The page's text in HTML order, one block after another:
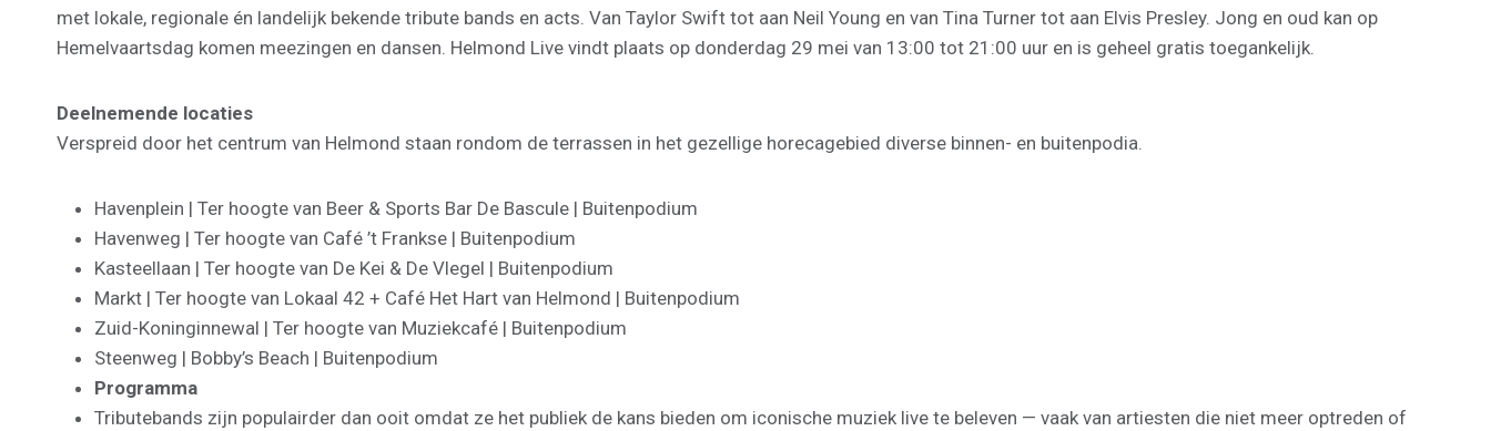
met lokale, regionale én landelijk bekende tribute bands en acts. Van Taylor Swift tot aan Neil Young en van Tina Turner tot aan Elvis Presley. Jong en oud kan op
Hemelvaartsdag komen meezingen en dansen. Helmond Live vindt plaats op donderdag 29 mei van 13:00 tot 21:00 uur en is geheel gratis toegankelijk.
Deelnemende locaties
Verspreid door het centrum van Helmond staan rondom de terrassen in het gezellige horecagebied diverse binnen- en buitenpodia.
Havenplein | Ter hoogte van Beer & Sports Bar De Bascule | Buitenpodium
Havenweg | Ter hoogte van Café ’t Frankse | Buitenpodium
Kasteellaan | Ter hoogte van De Kei & De Vlegel | Buitenpodium
Markt | Ter hoogte van Lokaal 42 + Café Het Hart van Helmond | Buitenpodium
Zuid-Koninginnewal | Ter hoogte van Muziekcafé | Buitenpodium
Steenweg | Bobby’s Beach | Buitenpodium
Programma
Tributebands zijn populairder dan ooit omdat ze het publiek de kans bieden om iconische muziek live te beleven — vaak van artiesten die niet meer optreden of